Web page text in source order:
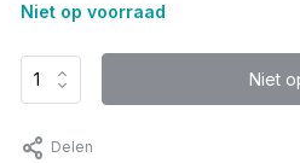
Niet op voorraad
Niet
Delen